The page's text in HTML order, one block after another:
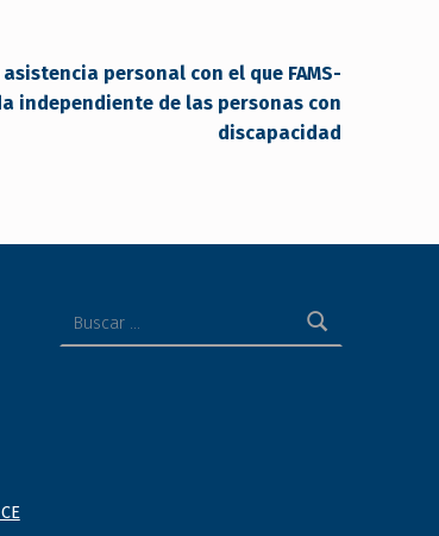
personal con el que FAMS-
independiente de las personas con
discapacidad